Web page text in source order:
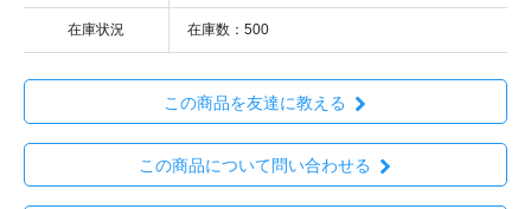
在庫状況 在庫数：500
この商品を友達に教える
この商品について問い合わせる